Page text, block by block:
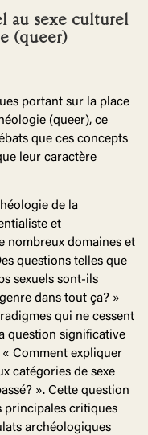
au sexe culturel
(queer)
portant sur la place
(queer), ce
que ces concepts
leur caractère
de la
et
nombreux domaines et
questions telles que
sexuels sont-ils
dans tout ça? »
qui ne cessent
question significative
« Comment expliquer
catégories de sexe
». Cette question
principales critiques
archéologiques